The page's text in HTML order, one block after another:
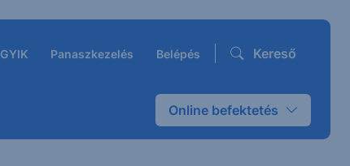
GYIK Panaszkezelés Belépés Kereső
Online befektetés